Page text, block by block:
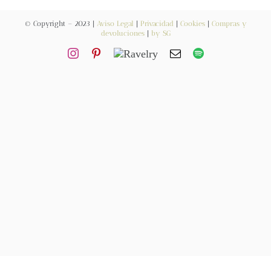
Contacto
Newsletter
© Copyright – 2023 | Aviso Legal Privacidad Cookies| Compras y
devoluciones| by SG